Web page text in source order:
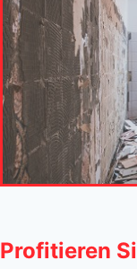
Profitieren